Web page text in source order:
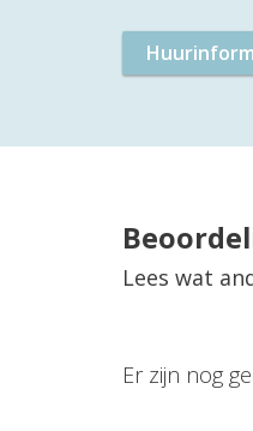
Lees wat
Er zijn nog